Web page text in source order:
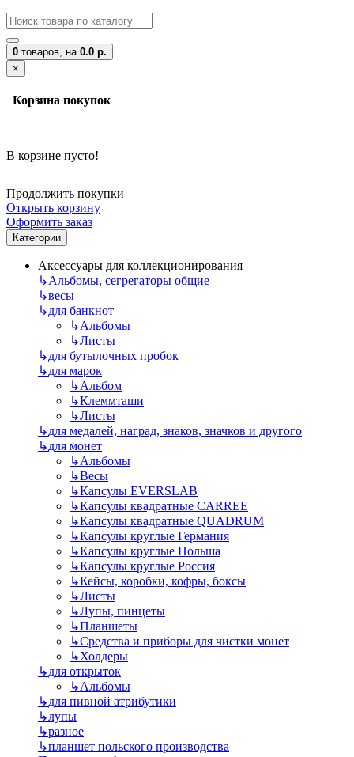
0 товаров, на 0.0 р.
×
Корзина покупок
В корзине пусто!
Продолжить покупки
Открыть корзину
Оформить заказ
Категории
Аксессуары для коллекционирования
↳Альбомы, сегрегаторы общие
↳весы
↳для банкнот
↳Альбомы
↳Листы
↳для бутылочных пробок
↳для марок
↳Альбом
↳Клеммташи
↳Листы
↳для медалей, наград, знаков, значков и другого
↳для монет
↳Альбомы
↳Весы
↳Капсулы EVERSLAB
↳Капсулы квадратные CARREE
↳Капсулы квадратные QUADRUM
↳Капсулы круглые Германия
↳Капсулы круглые Польша
↳Капсулы круглые Россия
↳Кейсы, коробки, кофры, боксы
↳Листы
↳Лупы, пинцеты
↳Планшеты
↳Средства и приборы для чистки монет
↳Холдеры
↳для открыток
↳Альбомы
↳для пивной атрибутики
↳лупы
↳разное
↳планшет польского производства